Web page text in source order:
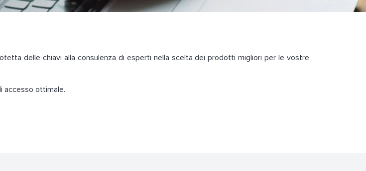
delle chiavi alla consulenza di esperti nella scelta dei prodotti migliori per le vostre
accesso ottimale.